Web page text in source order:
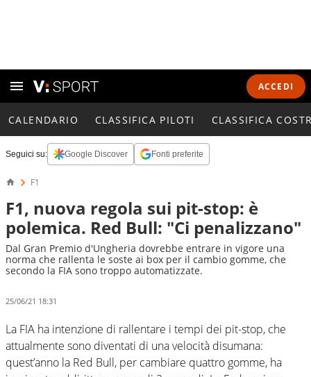
ACCEDI
CALENDARIO CLASSIFICA PILOTI CLASSIFICA
Seguici su: Google Discover Fonti preferite
F1
F1, nuova regola sui pit-stop: è
polemica. Red Bull: "Ci penalizzano"
Dal Gran Premio d'Ungheria dovrebbe entrare in vigore una
norma che rallenta le soste ai box per il cambio gomme, che
secondo la FIA sono troppo automatizzate.
25/06/21 18:31
La FIA ha intenzione di rallentare i tempi dei pit-stop, che
attualmente sono diventati di una velocità disumana:
quest’anno la Red Bull, per cambiare quattro gomme, ha